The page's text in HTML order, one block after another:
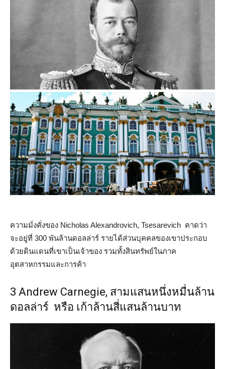
ความมั่งคั่งของ Nicholas Alexandrovich, Tsesarevich คาดว่า
จะอยู่ที่ 300 พันล้านดอลล่าร์ รายได้ส่วนบุคคลของเขาประกอบ
ด้วยดินแดนที่เขาเป็นเจ้าของ รวมทั้งสินทรัพย์ในภาค
อุตสาหกรรมและการค้า
3 Andrew Carnegie, สามแสนหนึ่งหมื่นล้าน
ดอลล่าร์ หรือ เก้าล้านสี่แสนล้านบาท